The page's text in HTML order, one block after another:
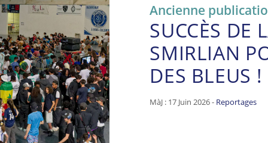
Ancienne
SUCCÈS DE
SMIRLIAN
DES BLEUS !
MàJ : 17 Juin 2026 - Reportages